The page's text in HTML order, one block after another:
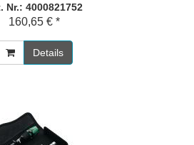
Nr.: 4000821752
160,65 € *
Details